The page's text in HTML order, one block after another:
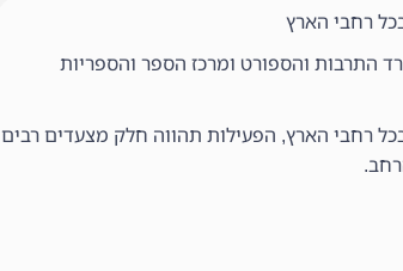
התרבות והספורט ומרכז הספר והספריות
הקריאה והספר בכל רחבי הארץ, הפעילות תהווה חלק מצעדים רבים